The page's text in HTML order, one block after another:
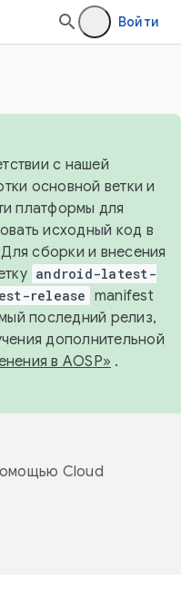
Войти
с нашей
основной ветки и
платформы для
исходный код в
сборки и внесения
android-latest-
release manifest
последний релиз,
дополнительной
в AOSP» .
Cloud